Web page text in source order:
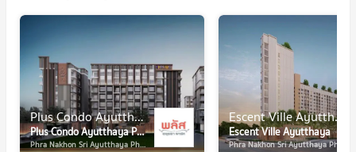
Plus Condo Ayutthaya Park
Plus Condo Ayutthaya Park
Phra Nakhon Sri Ayutthaya Phra Nakhon Sri Ayutthaya
Escent Ville Ayutthaya
Escent Ville Ayutthaya